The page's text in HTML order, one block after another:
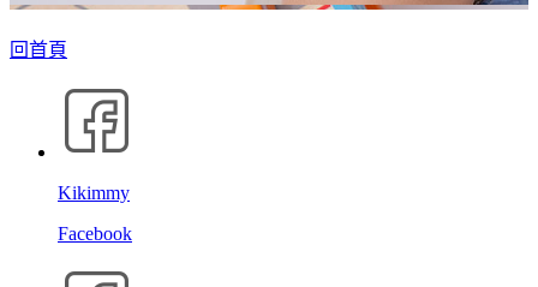
回首頁
Kikimmy
Facebook